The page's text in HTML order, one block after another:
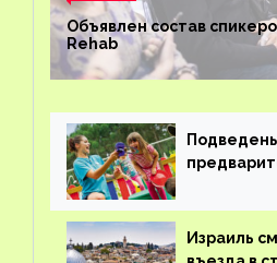
Объявлен состав
Rehab
Израиль